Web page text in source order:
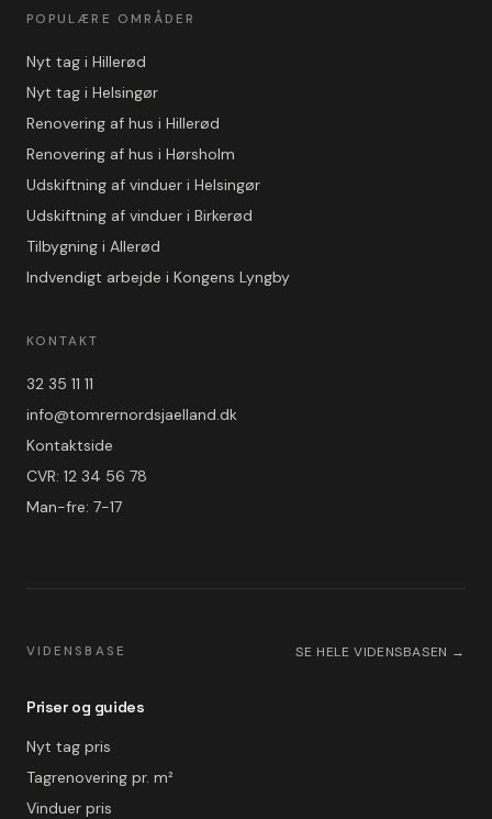
POPULÆRE OMRÅDER
Nyt tag i Hillerød
Nyt tag i Helsingør
Renovering af hus i Hillerød
Renovering af hus i Hørsholm
Udskiftning af vinduer i Helsingør
Udskiftning af vinduer i Birkerød
Tilbygning i Allerød
Indvendigt arbejde i Kongens Lyngby
KONTAKT
32 35 11 11
info@tomrernordsjaelland.dk
Kontaktside
CVR: 12 34 56 78
Man-fre: 7-17
VIDENSBASE SE HELE VIDENSBASEN →
Priser og guides
Nyt tag pris
Tagrenovering pr. m²
Vinduer pris